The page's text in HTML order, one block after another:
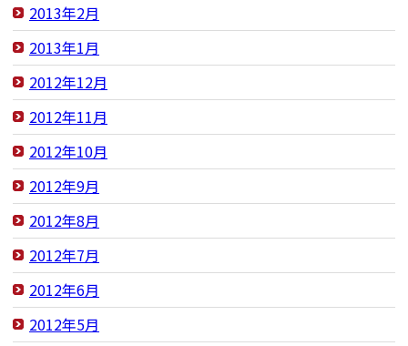
2013年2月
2013年1月
2012年12月
2012年11月
2012年10月
2012年9月
2012年8月
2012年7月
2012年6月
2012年5月